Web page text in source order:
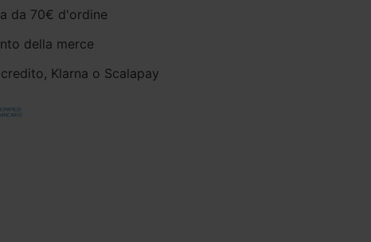
da 70€ d'ordine
della merce
Klarna o Scalapay